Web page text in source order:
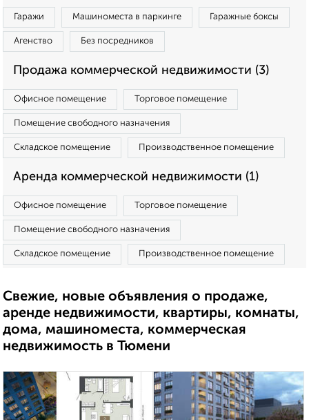
Гаражи Машиноместа в паркинге Гаражные боксы
Агенство Без посредников
Продажа коммерческой недвижимости (3)
Офисное помещение Торговое помещение
Помещение свободного назначения
Складское помещение Производственное помещение
Аренда коммерческой недвижимости (1)
Офисное помещение Торговое помещение
Помещение свободного назначения
Складское помещение Производственное помещение
Свежие, новые объявления о продаже,
аренде недвижимости, квартиры, комнаты,
дома, машиноместа, коммерческая
недвижимость в Тюмени